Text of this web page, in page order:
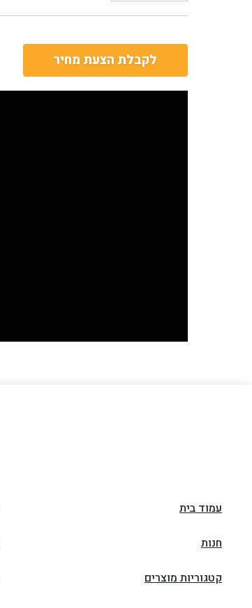
לקבלת הצעת מחיר
עמוד בית
חנות
קטגוריות מוצרים